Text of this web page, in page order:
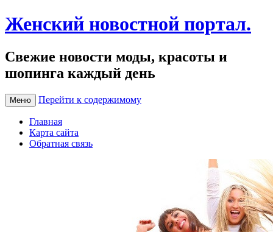
Женский новостной портал.
Свежие новости моды, красоты и
шопинга каждый день
Меню Перейти к содержимому
Главная
Карта сайта
Обратная связь